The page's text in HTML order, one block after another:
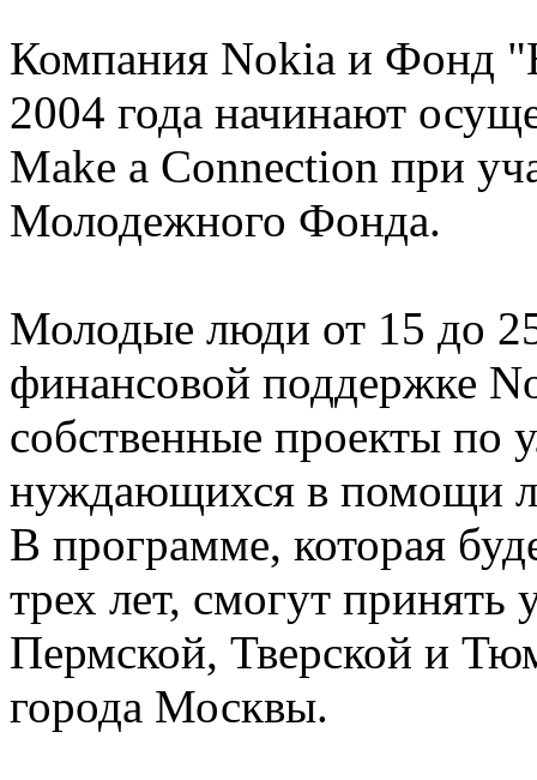
Компания Nokia и Фонд
2004 года начинают
Make a Connection при
Молодежного Фонда.
Молодые люди от 15 до
финансовой поддержке
собственные проекты
нуждающихся в помощи
В программе, которая
трех лет, смогут
Пермской, Тверской и
города Москвы.